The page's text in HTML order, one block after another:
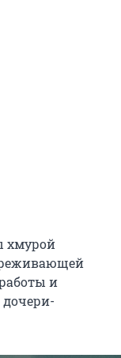
хмурой
и